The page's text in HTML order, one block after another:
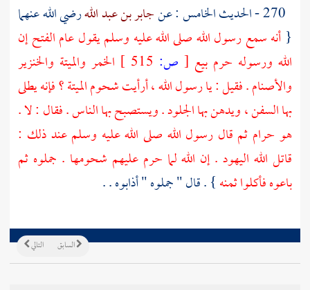
جابر بن عبد اللهرضي الله عنهما
{ أنه سمع رسول الله صلى الله عليه وسلم يقول عام الفتح إن
الله ورسوله حرم بيع [ ص:
الخمر والميتة والخنزير
والأصنام . فقيل : يا رسول الله ، أرأيت شحوم الميتة ؟ فإنه يطلى
بها السفن ، ويدهن بها الجلود . ويستصبح بها الناس . فقال : لا .
هو حرام ثم قال رسول الله صلى الله عليه وسلم عند ذلك :
قاتل الله اليهود . إن الله لما حرم عليهم شحومها . جملوه ثم
باعوه فأكلوا ثمنه} . قال " جملوه " أذابوه . .
التالي السابق